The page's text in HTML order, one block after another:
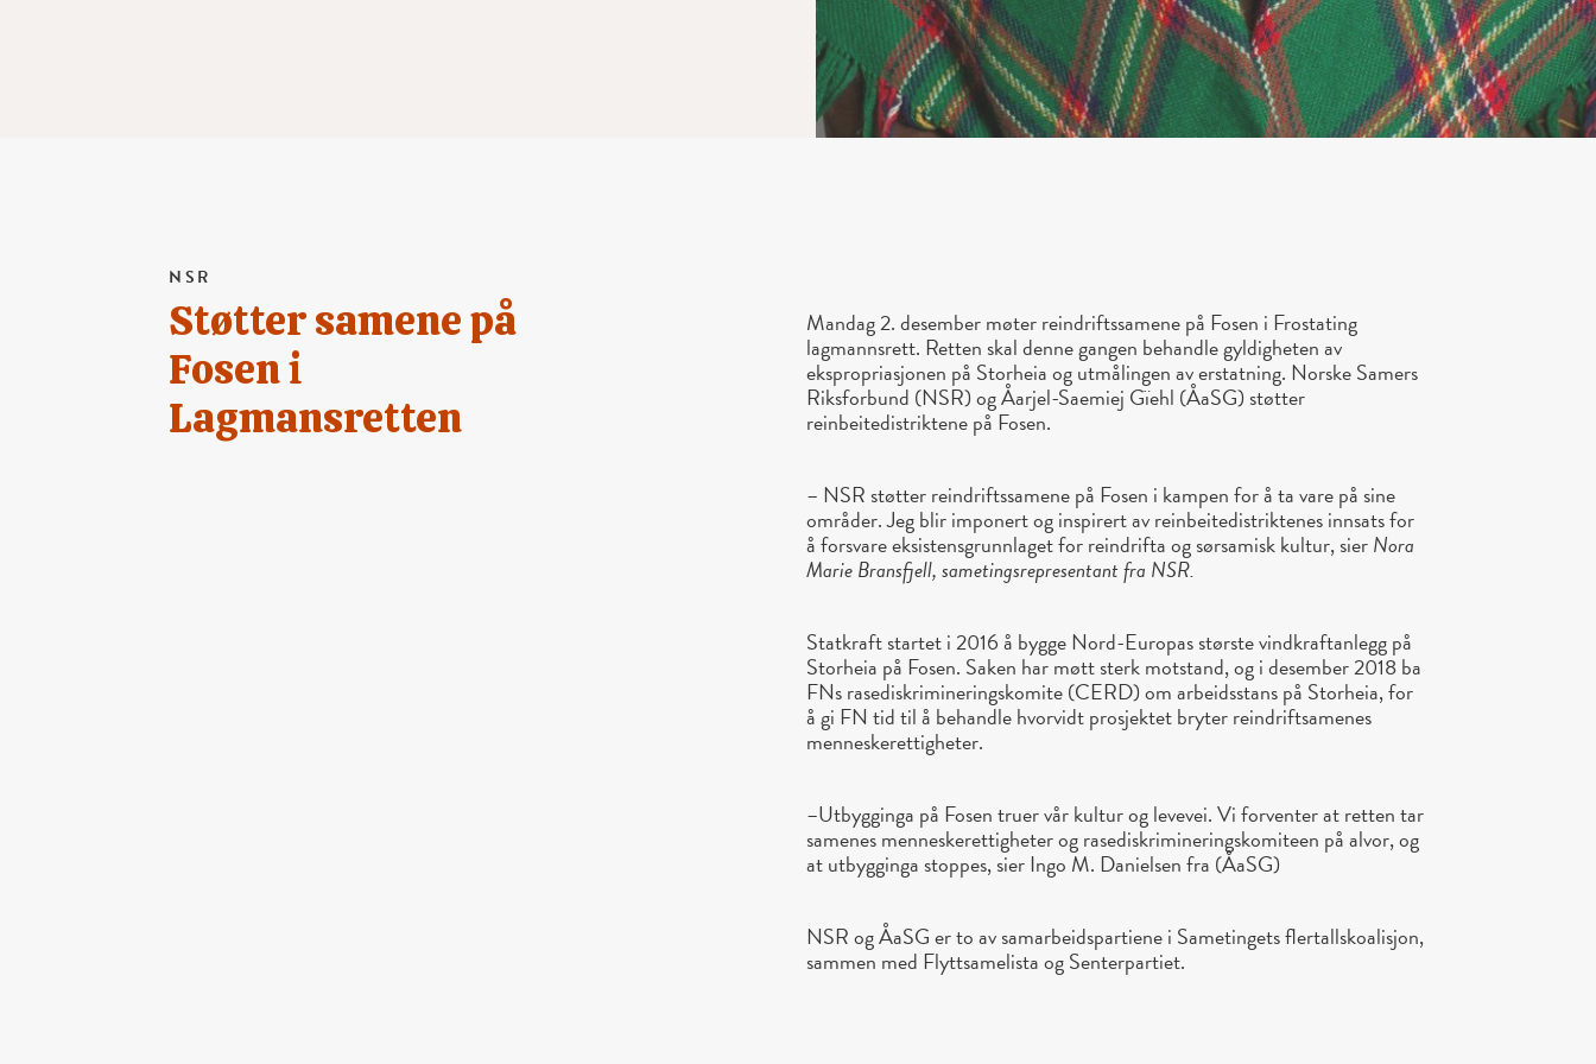
NSR
Støtter samene på
Fosen i
Lagmansretten
Mandag 2. desember møter reindriftssamene på Fosen i Frostating
lagmannsrett. Retten skal denne gangen behandle gyldigheten av
ekspropriasjonen på Storheia og utmålingen av erstatning. Norske Samers
Riksforbund (NSR) og Åarjel-Saemiej Gïehl (ÅaSG) støtter
reinbeitedistriktene på Fosen.
– NSR støtter reindriftssamene på Fosen i kampen for å ta vare på sine
områder. Jeg blir imponert og inspirert av reinbeitedistriktenes innsats for
å forsvare eksistensgrunnlaget for reindrifta og sørsamisk kultur, sierNora
Marie Bransfjell, sametingsrepresentant fra NSR.
Statkraft startet i 2016 å bygge Nord-Europas største vindkraftanlegg på
Storheia på Fosen. Saken har møtt sterk motstand, og i desember 2018 ba
FNs rasediskrimineringskomite (CERD) om arbeidsstans på Storheia, for
å gi FN tid til å behandle hvorvidt prosjektet bryter reindriftsamenes
menneskerettigheter.
–Utbygginga på Fosen truer vår kultur og levevei. Vi forventer at retten tar
samenes menneskerettigheter og rasediskrimineringskomiteen på alvor, og
at utbygginga stoppes, sier Ingo M. Danielsen fra (ÅaSG)
NSR og ÅaSG er to av samarbeidspartiene i Sametingets flertallskoalisjon,
sammen med Flyttsamelista og Senterpartiet.